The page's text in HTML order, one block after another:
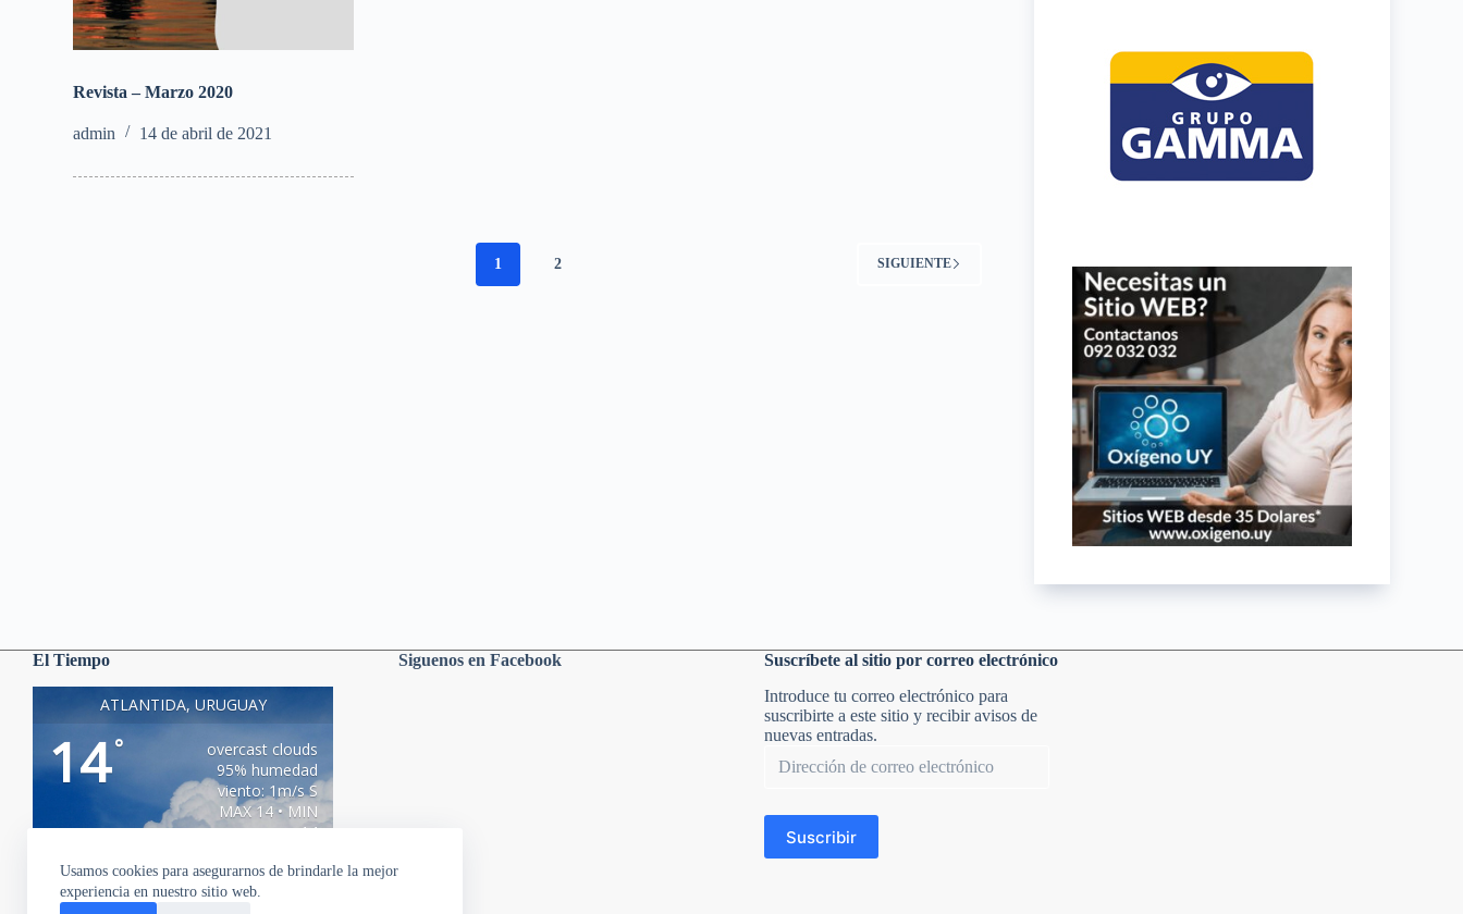
Usamos cookies para asegurarnos de brindarle la mejor
experiencia en nuestro sitio web.
Revista – Marzo 2020
admin 14 de abril de 2021
1 2 SIGUIENTE
El Tiempo
ATLANTIDA, URUGUAY
14°
overcast clouds
95% humedad
viento: 1m/s S
MAX 14 • MIN
14
° °
Siguenos en Facebook
Suscríbete al sitio por correo electrónico
Introduce tu correo electrónico para
suscribirte a este sitio y recibir avisos de
nuevas entradas.
de
Suscribir